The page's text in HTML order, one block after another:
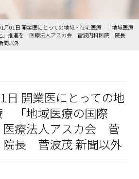
月01日 開業医にとっての地域・在宅医療 「地域医療
」推進を 医療法人アスカ会 菅波内科医院 院長
聞以外
日 開業医にとっての地
「地域医療の国際
療法人アスカ会 菅
長 菅波茂 新聞以外